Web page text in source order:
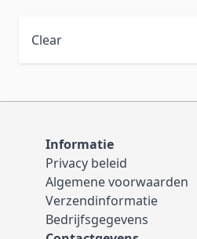
Clear
Informatie
Privacy beleid
Algemene voorwaarden
Verzendinformatie
Bedrijfsgegevens